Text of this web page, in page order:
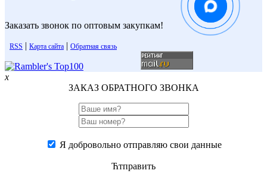
Заказать звонок по оптовым закупкам!
RSS | Карта сайта | Обратная связь
x
ЗАКАЗ ОБРАТНОГО ЗВОНКА
Я добровольно отправляю свои данные
Ћтправить